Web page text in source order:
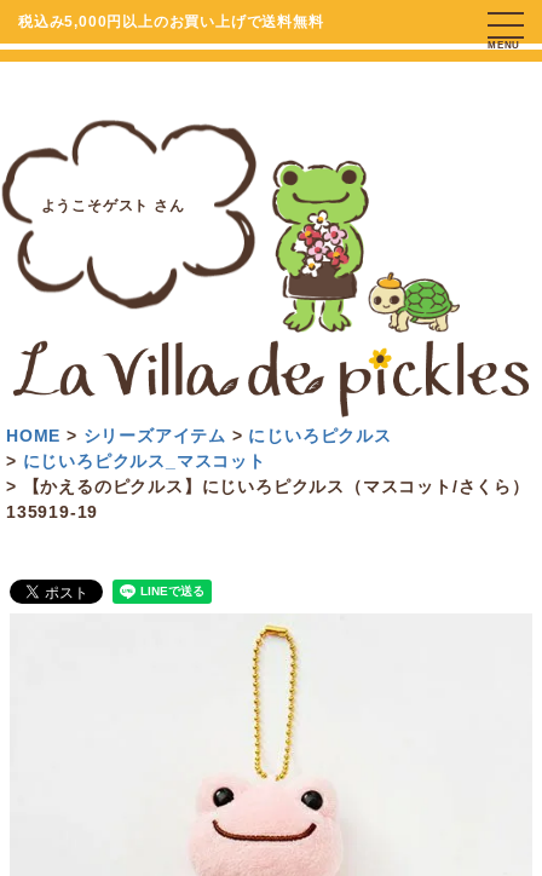
税込み5,000円以上のお買い上げで送料無料
ようこそゲスト さん
MENU
HOME シリーズアイテム
にじいろピクルス
にじいろピクルス_マスコット
【かえるのピクルス】にじいろピクルス（マスコット/さくら）
135919-19